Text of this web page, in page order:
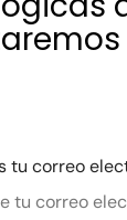
tu correo